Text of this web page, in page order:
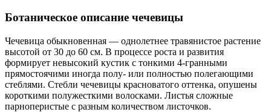
Ботаническое описание чечевицы
Чечевица обыкновенная — однолетнее травянистое растение
высотой от 30 до 60 см. В процессе роста и развития
формирует невысокий кустик с тонкими 4-гранными
прямостоячими иногда полу- или полностью полегающими
стеблями. Стебли чечевицы красноватого оттенка, опушены
короткими полужесткими волосками. Листья сложные
парноперистые с разным количеством листочков.